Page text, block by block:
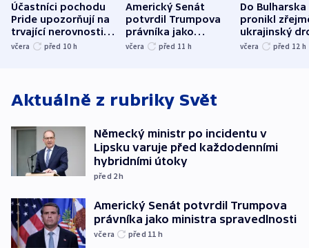
Účastníci pochodu
Pride upozorňují na
trvající nerovnosti i
společenskou
včera před 10 h
Americký Senát
potvrdil Trumpova
právníka jako
ministra
včera před 11 h
Do Bulharska
pronikl
ukrajinský
explodoval
včera před 12 h
Aktuálně z rubriky Svět
Německý ministr po incidentu v
Lipsku varuje před každodenními
hybridními útoky
před 2h
Americký Senát potvrdil Trumpova
právníka jako ministra spravedlnosti
včera před 11 h